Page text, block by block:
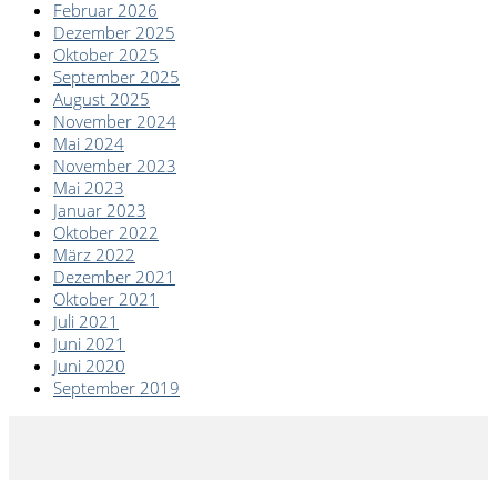
Februar 2026
Dezember 2025
Oktober 2025
September 2025
August 2025
November 2024
Mai 2024
November 2023
Mai 2023
Januar 2023
Oktober 2022
März 2022
Dezember 2021
Oktober 2021
Juli 2021
Juni 2021
Juni 2020
September 2019